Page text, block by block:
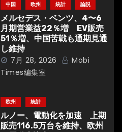
中国 欧州 統計 論説
メルセデス・ベンツ、4〜6
月期営業益22％増 EV販売
51％増、中国苦戦も通期見通
し維持
7月 28, 2026
Mobi
Times編集室
欧州 統計
ルノー、電動化を加速 上期
販売116.5万台を維持、欧州